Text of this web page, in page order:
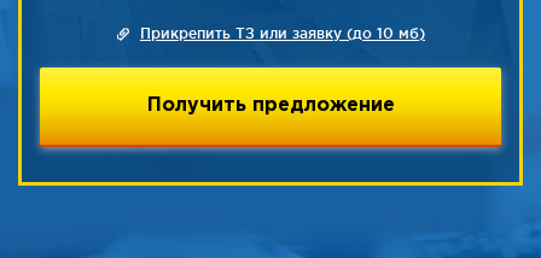
Прикрепить ТЗ или заявку (до 10 мб)